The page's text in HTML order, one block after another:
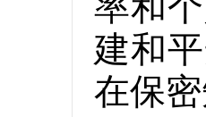
建和
在保